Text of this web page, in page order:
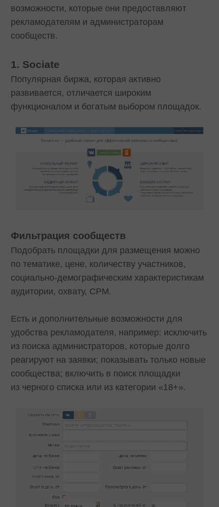
возможности, которые они предоставляют
рекламодателям и администраторам
сообществ.
1. Sociate
Популярная биржа, которая активно
развивается, отличается широким
функционалом и богатым выбором площадок.
Фильтрация сообществ
Подобрать площадки для размещения можно
по тематике, цене, количеству участников,
социально-демографическим характеристикам
аудитории, охвату, CPM.
Есть и дополнительные возможности для
удобства рекламодателя, например: исключить
из поиска администраторов, которые долго
реагируют на заявки; показывать только новые
сообщества; включить в поиск площадки
из черного списка или из категории «18+».